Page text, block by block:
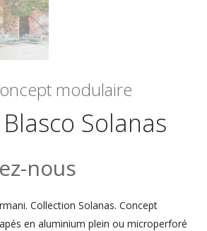
modulaire
Solanas
nous
Collection Solanas. Concept
en aluminium plein ou microperforé